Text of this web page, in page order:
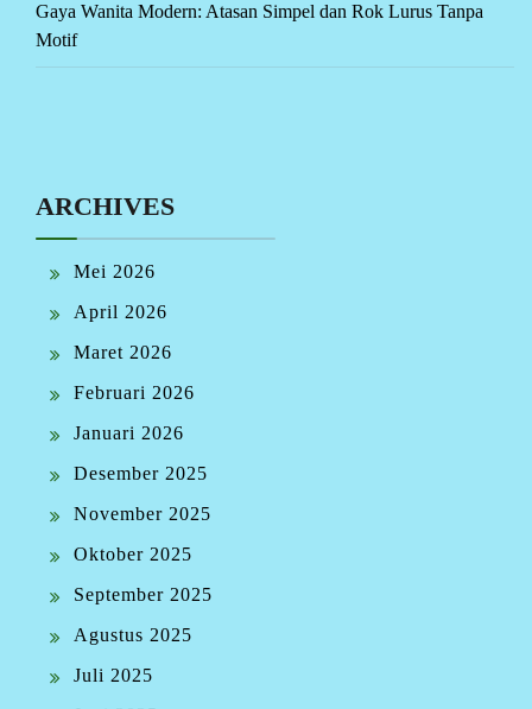
Gaya Wanita Modern: Atasan Simpel dan Rok Lurus Tanpa
Motif
ARCHIVES
Mei 2026
April 2026
Maret 2026
Februari 2026
Januari 2026
Desember 2025
November 2025
Oktober 2025
September 2025
Agustus 2025
Juli 2025